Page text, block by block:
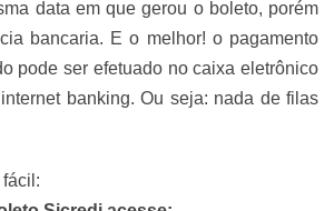
data em que gerou o boleto, porém
bancaria. E o melhor! o pagamento
pode ser efetuado no caixa eletrônico
banking. Ou seja: nada de filas